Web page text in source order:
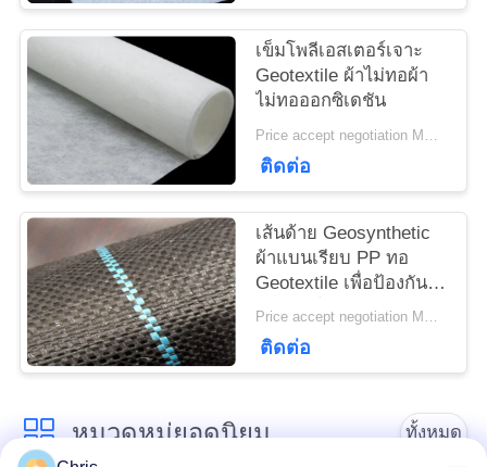
แผนผัง
เว็บไซต์
PRIVACY
POLICY
เข็มโพลีเอสเตอร์เจาะ
Geotextile ผ้าไม่ทอผ้า
ไม่ทอออกซิเดชัน
Price accept negotiation MOQ:100sq.m
ติดต่อ
เส้นด้าย Geosynthetic
ผ้าแบนเรียบ PP ทอ
Geotextile เพื่อป้องกัน
การเติบโตของหญ้า
Price accept negotiation MOQ:1,000 ตร.ม.
ติดต่อ
หมวดหมู่ยอดนิยม ทั้งหมด